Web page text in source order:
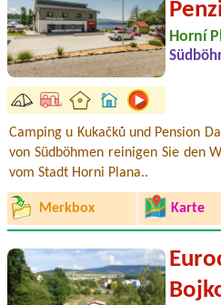
Horní
Camping u Kukačků und Pension
von Südböhmen reinigen Sie den
vom Stadt Horni Plana..
Merkbox Karte